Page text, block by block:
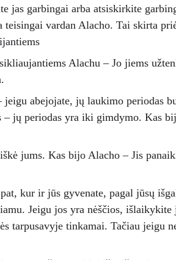
jas garbingai arba atsiskirkite
vardan Alacho. Tai skirta
Alachu – Jo jiems
abejojate, jų laukimo periodas
– jų periodas yra iki gimdymo. Kas
jums. Kas bijo Alacho – Jis
kur ir jūs gyvenate, pagal jūsų
Jeigu jos yra nėščios,
tarpusavyje tinkamai. Tačiau jeigu